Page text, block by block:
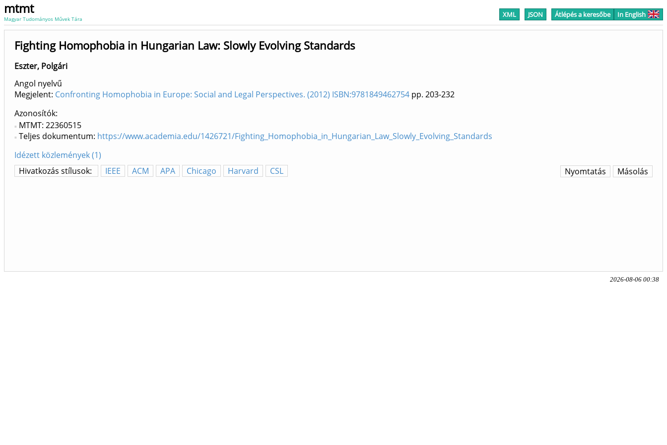
mtmt
Magyar Tudományos Művek Tára XML JSON Átlépés a keresőbe In English
Fighting Homophobia in Hungarian Law: Slowly Evolving Standards
Eszter, Polgári
Angol nyelvű
Megjelent: Confronting Homophobia in Europe: Social and Legal Perspectives. (2012) ISBN:9781849462754 pp. 203-232
Azonosítók
MTMT: 22360515
Teljes dokumentum: https://www.academia.edu/1426721/Fighting_Homophobia_in_Hungarian_Law_Slowly_Evolving_Standards
Idézett közlemények (1)
Hivatkozás stílusok:
IEEE ACM APA Chicago Harvard CSL Másolás
Nyomtatás
2026-08-06 00:38